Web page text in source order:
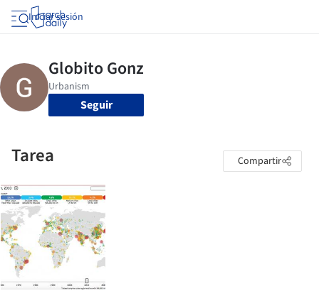
Iniciar sesión
Seguir
Tarea Compartir